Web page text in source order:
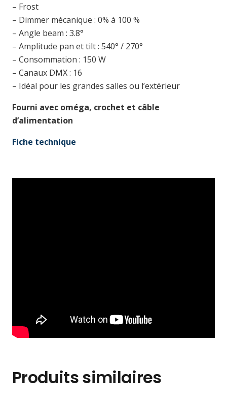
– Frost
– Dimmer mécanique : 0% à 100 %
– Angle beam : 3.8°
– Amplitude pan et tilt : 540° / 270°
– Consommation : 150 W
– Canaux DMX : 16
– Idéal pour les grandes salles ou l’extérieur
Fourni avec oméga, crochet et câble
d’alimentation
Fiche technique
Produits similaires